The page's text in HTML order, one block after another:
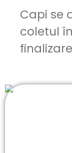
Capi se
coletul în